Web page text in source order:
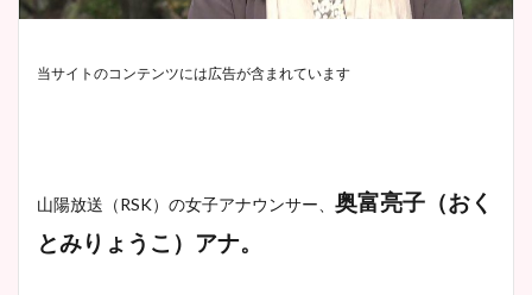
当サイトのコンテンツには広告が含まれています
山陽放送（RSK）の女子アナウンサー、 奥富亮子（おく
とみりょうこ）アナ。